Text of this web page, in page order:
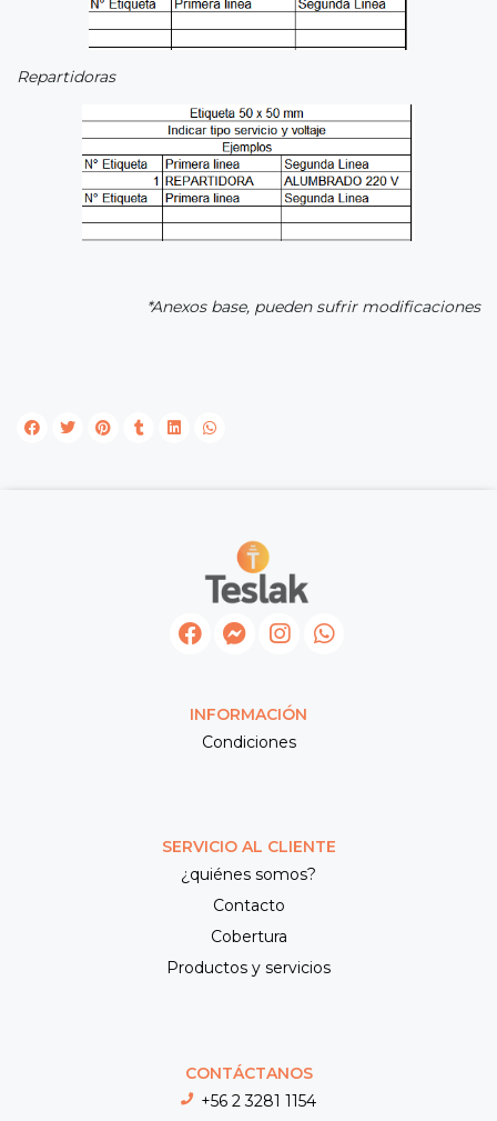
Repartidoras
*Anexos base, pueden sufrir modificaciones
INFORMACIÓN
Condiciones
SERVICIO AL CLIENTE
¿quiénes somos?
Contacto
Cobertura
Productos y servicios
CONTÁCTANOS
+56 2 3281 1154